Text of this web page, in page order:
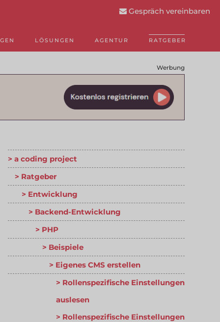
LÖSUNGEN AGENTUR RATGEBER
Gespräch vereinbaren
Werbung
a coding project
Ratgeber
Entwicklung
Backend-Entwicklung
PHP
Beispiele
Eigenes CMS erstellen
Rollenspezifische Einstellungen
auslesen
Rollenspezifische Einstellungen